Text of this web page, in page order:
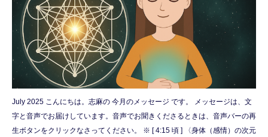
July 2025 こんにちは。志麻の 今月のメッセージ です。 メッセージは、文
字と音声でお届けしています。音声でお聞きくださるときは、音声バーの再
生ボタンをクリックなさってください。 ※ [ 4:15 頃 ] 〈身体（感情）の次元